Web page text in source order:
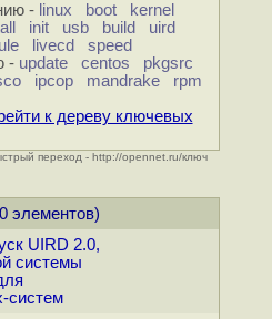
- linux boot
kernel
init usb build
uird
livecd
speed
- update centos
pkgsrc
ipcop mandrake
rpm
к дереву ключевых
переход - http://opennet.ru/ключ
элементов)
UIRD 2.0,
системы
систем